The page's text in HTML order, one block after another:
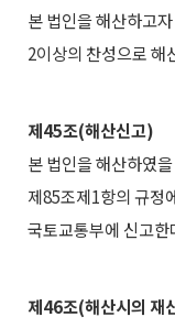
본 법인을 해산하고
2이상의 찬성으로 해
제45조(해산신고)
본 법인을 해산하였
제85조제1항의 규정
국토교통부에 신고한
제46조(해산시의 재